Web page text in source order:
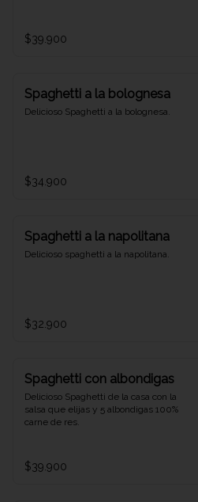
$39.900
Spaghetti a la bolognesa
Delicioso Spaghetti a la bolognesa.
$34.900
Spaghetti a la napolitana
Delicioso spaghetti a la napolitana.
$32.900
Spaghetti con albondigas
Delicioso Spaghetti de la casa con la
salsa que elijas y 5 albondigas 100%
carne de res.
$39.900